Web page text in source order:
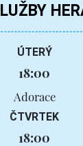
ÚTERÝ
18:00
Adorace
ČTVRTEK
18:00